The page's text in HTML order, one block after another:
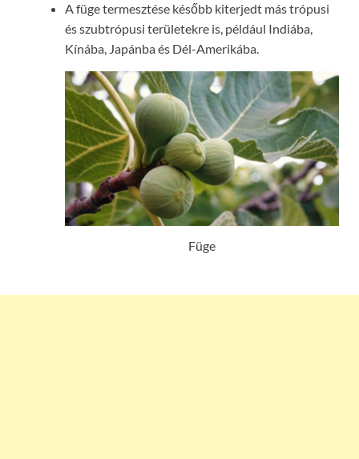
A füge termesztése később kiterjedt más trópusi
és szubtrópusi területekre is, például Indiába,
Kínába, Japánba és Dél-Amerikába.
Füge